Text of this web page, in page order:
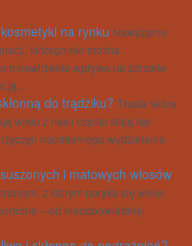
na rynku Nawilżanie
którego nie można
nawilżenia wpływa na zdrowie
do trądziku? Tłusta skóra
wielu z nas i często stają się
nadmiernego wydzielania
i matowych włosów
z którym boryka się wiele
– od nieodpowiedniej